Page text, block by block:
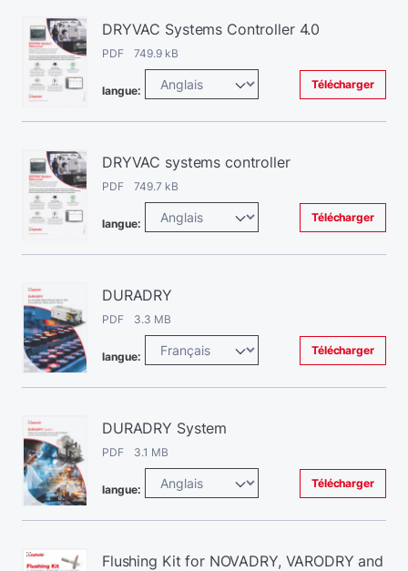
DRYVAC Systems Controller 4.0
PDF 749.9 kB
langue: Télécharger
DRYVAC systems controller
PDF 749.7 kB
langue: Télécharger
DURADRY
PDF 3.3 MB
langue: Télécharger
DURADRY System
PDF 3.1 MB
langue: Télécharger
Flushing Kit for NOVADRY, VARODRY and